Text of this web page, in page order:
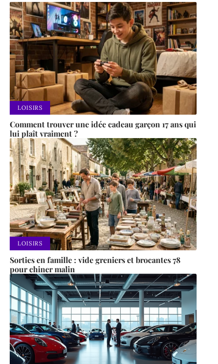
LOISIRS
Comment trouver une idée cadeau garçon 17 ans qui
lui plaît vraiment ?
LOISIRS
Sorties en famille : vide greniers et brocantes 78
pour chiner malin